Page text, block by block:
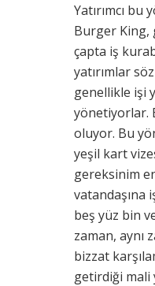
Yatırımcı bu
Burger King,
çapta iş
yatırımlar
genellikle işi
yönetiyorlar.
oluyor. Bu
yeşil kart
gereksinim
vatandaşına
beş yüz bin
zaman, aynı
bizzat
getirdiği mali